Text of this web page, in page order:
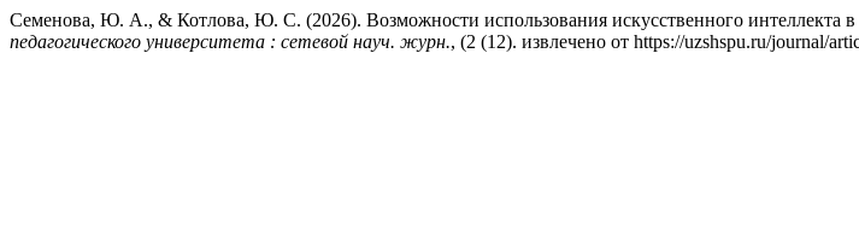
Семенова, Ю. А., & Котлова, Ю. С. (2026). Возможности использования искусственного интеллекта в
педагогического университета : сетевой науч. журн., (2 (12). извлечено от https://uzshspu.ru/journal/